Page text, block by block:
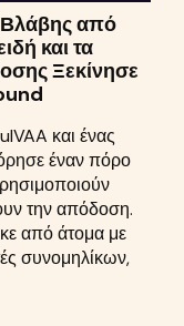
Βλάβης από
και τα
Ξεκίνησε
και ένας
έναν πόρο
την απόδοση.
από άτομα με
συνομηλίκων,